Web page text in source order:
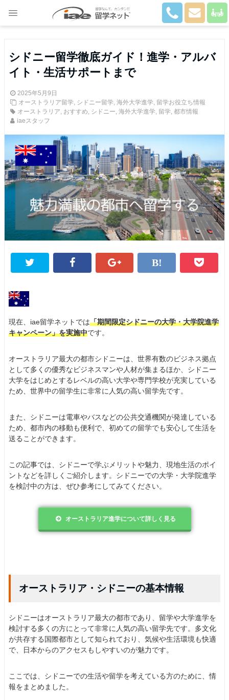
シドニー留学徹底ガイド！進学・アルバ
イト・生活サポートまで
2025年5月9日
オーストラリア留学, シドニー留学, 海外大学進学, 留学お役立ち情報
オーストラリア, おすすめ, シドニー, 海外大学進学, 留学, 都市情報
iaeスタッフ
現在、iae留学ネットでは「期間限定シドニーの大学・大学院進学
キャンペーン」を実施中です。
オーストラリア最大の都市シドニーは、世界有数のビジネス拠点
として多くの優秀なビジネスマンや人材が集まるほか、シドニー
大学をはじめとするレベルの高い大学や専門学校が充実している
ため、世界中の留学生に非常に人気の高い留学先です。
また、シドニーは電車やバスなどの公共交通機関が発達している
ため、都市内の移動も便利で、初めての留学でも安心して生活を
送ることができます。
この記事では、シドニーで学ぶメリットや魅力、現地生活のポイ
ントなどを詳しくご紹介します。シドニーでの大学・大学院進学
を検討中の方は、ぜひ参考にしてみてください。
オーストラリア進学について詳しく見る
オーストラリア・シドニーの基本情報
シドニーはオーストラリア最大の都市であり、留学や大学進学を
検討する多くの方にとって非常に人気の高い留学先です。多文化
が共存する国際都市として知られており、気候や生活環境も快適
で、日本からのアクセスもしやすいのが魅力です。
ここでは、シドニーでの生活や留学を考えている方のために、情
報をまとめました。